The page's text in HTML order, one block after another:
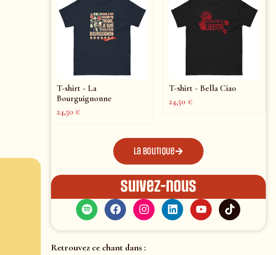
T-shirt - La
Bourguignonne
24,50€
T-shirt - Bella Ciao
24,50€
La boutique
Suivez-nous
Retrouvez ce chant dans :